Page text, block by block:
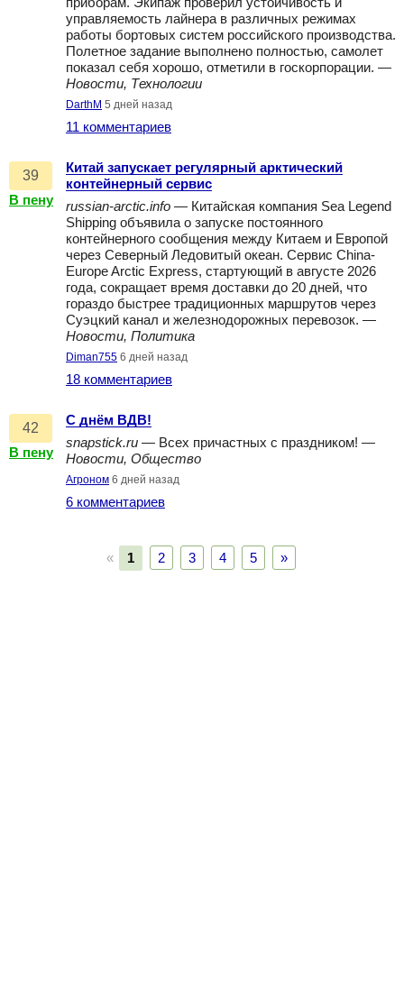
управляемость лайнера в различных режимах
работы бортовых систем российского производства.
Полетное задание выполнено полностью, самолет
показал себя хорошо, отметили в госкорпорации. —
Новости, Технологии
DarthM 5 дней назад
11 комментариев
39
В пену
Китай запускает регулярный арктический
контейнерный сервис
russian-arctic.info — Китайская компания Sea Legend
Shipping объявила о запуске постоянного
контейнерного сообщения между Китаем и Европой
через Северный Ледовитый океан. Сервис China-
Europe Arctic Express, стартующий в августе 2026
года, сокращает время доставки до 20 дней, что
гораздо быстрее традиционных маршрутов через
Суэцкий канал и железнодорожных перевозок. —
Новости, Политика
Diman755 6 дней назад
18 комментариев
42
В пену
С днём ВДВ!
snapstick.ru — Всех причастных с праздником! —
Новости, Общество
Агроном 6 дней назад
6 комментариев
« 1 2 3 4 5 »